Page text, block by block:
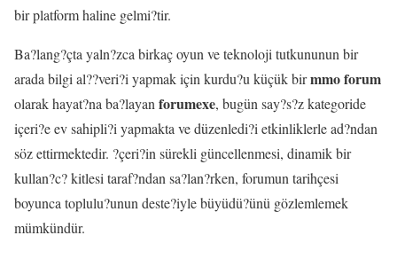
bir platform haline gelmi?tir.
Ba?lang?çta yaln?zca birkaç oyun ve teknoloji tutkununun bir
arada bilgi al??veri?i yapmak için kurdu?u küçük birmmo forum
olarak hayat?na ba?layan forumexe, bugün say?s?z kategoride
içeri?e ev sahipli?i yapmakta ve düzenledi?i etkinliklerle ad?ndan
söz ettirmektedir. ?çeri?in sürekli güncellenmesi, dinamik bir
kullan?c? kitlesi taraf?ndan sa?lan?rken, forumun tarihçesi
boyunca toplulu?unun deste?iyle büyüdü?ünü gözlemlemek
mümkündür.